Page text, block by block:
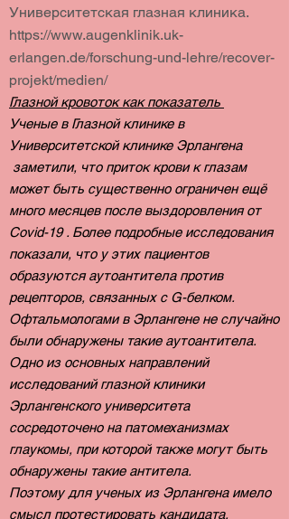
Университетская глазная клиника.
https://www.augenklinik.uk-
erlangen.de/forschung-und-lehre/recover-
projekt/medien/
Глазной кровоток как показатель
Ученые в Глазной клинике в
Университетской клинике Эрлангена
заметили, что приток крови к глазам
может быть существенно ограничен ещё
много месяцев после выздоровления от
Covid-19 . Более подробные исследования
показали, что у этих пациентов
образуются аутоантитела против
рецепторов, связанных с G-белком.
Офтальмологами в Эрлангене не случайно
были обнаружены такие аутоантитела.
Одно из основных направлений
исследований глазной клиники
Эрлангенского университета
сосредоточено на патомеханизмах
глаукомы, при которой также могут быть
обнаружены такие антитела.
Поэтому для ученых из Эрлангена имело
смысл протестировать кандидата,